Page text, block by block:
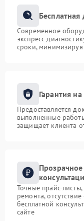
Современное
экспресс-
сроки, минимизируя
Гарантия
Предоставляется
выполненные
защищает клиента
Точные прайс-
ремонта,
бесплатной
сайте